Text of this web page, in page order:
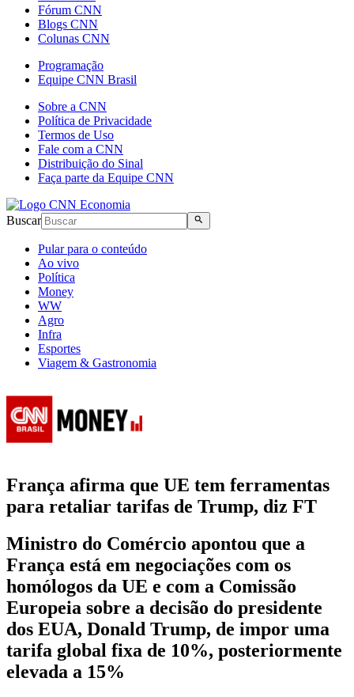
Fórum CNN
Blogs CNN
Colunas CNN
Programação
Equipe CNN Brasil
Sobre a CNN
Política de Privacidade
Termos de Uso
Fale com a CNN
Distribuição do Sinal
Faça parte da Equipe CNN
Buscar
Pular para o conteúdo
Ao vivo
Política
Money
WW
Agro
Infra
Esportes
Viagem & Gastronomia
França afirma que UE tem ferramentas
para retaliar tarifas de Trump, diz FT
Ministro do Comércio apontou que a
França está em negociações com os
homólogos da UE e com a Comissão
Europeia sobre a decisão do presidente
dos EUA, Donald Trump, de impor uma
tarifa global fixa de 10%, posteriormente
elevada a 15%